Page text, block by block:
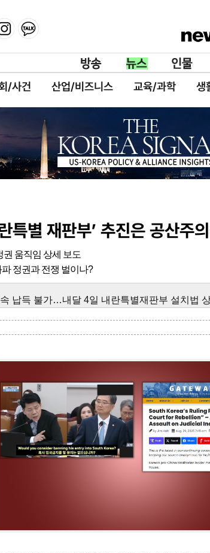
/사건 산업/비즈니스 교육/과학 생
특별 재판부’ 추진은 공산주
움직임 상세 보도
정권과 전쟁 벌이나?
납득 불가…내달 4일 내란특별재판부 설치법